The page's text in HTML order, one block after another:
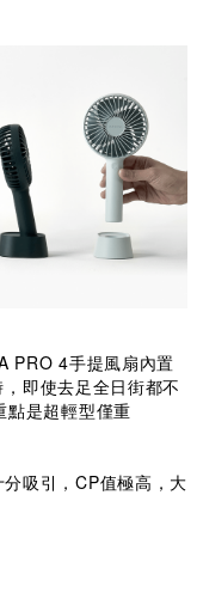
PRO 4手提風扇內置
即使去足全日街都不
點是超輕型僅重
吸引，CP值極高，大